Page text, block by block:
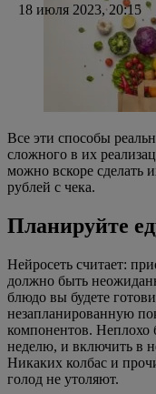
18 июля 2023, 20:15
Все эти способы
сложного в их
можно вскоре сделать
рублей с чека.
Планируйте
Нейросеть считает:
должно быть
блюдо вы будете
незапланированную
компонентов. Неплохо
неделю, и включить в
Никаких колбас и
голод не утоляют.